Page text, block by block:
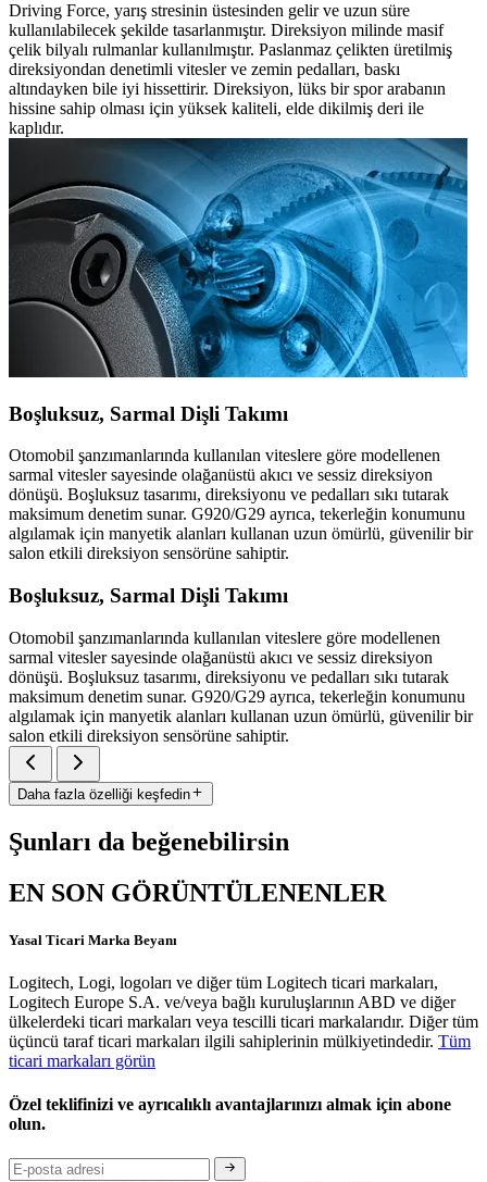
Driving Force, yarış stresinin üstesinden gelir ve uzun süre
kullanılabilecek şekilde tasarlanmıştır. Direksiyon milinde masif
çelik bilyalı rulmanlar kullanılmıştır. Paslanmaz çelikten üretilmiş
direksiyondan denetimli vitesler ve zemin pedalları, baskı
altındayken bile iyi hissettirir. Direksiyon, lüks bir spor arabanın
hissine sahip olması için yüksek kaliteli, elde dikilmiş deri ile
kaplıdır.
Boşluksuz, Sarmal Dişli Takımı
Otomobil şanzımanlarında kullanılan viteslere göre modellenen
sarmal vitesler sayesinde olağanüstü akıcı ve sessiz direksiyon
dönüşü. Boşluksuz tasarımı, direksiyonu ve pedalları sıkı tutarak
maksimum denetim sunar. G920/G29 ayrıca, tekerleğin konumunu
algılamak için manyetik alanları kullanan uzun ömürlü, güvenilir bir
salon etkili direksiyon sensörüne sahiptir.
Boşluksuz, Sarmal Dişli Takımı
Otomobil şanzımanlarında kullanılan viteslere göre modellenen
sarmal vitesler sayesinde olağanüstü akıcı ve sessiz direksiyon
dönüşü. Boşluksuz tasarımı, direksiyonu ve pedalları sıkı tutarak
maksimum denetim sunar. G920/G29 ayrıca, tekerleğin konumunu
algılamak için manyetik alanları kullanan uzun ömürlü, güvenilir bir
salon etkili direksiyon sensörüne sahiptir.
Daha fazla özelliği keşfedin
Şunları da beğenebilirsin
EN SON GÖRÜNTÜLENENLER
Yasal Ticari Marka Beyanı
Logitech, Logi, logoları ve diğer tüm Logitech ticari markaları,
Logitech Europe S.A. ve/veya bağlı kuruluşlarının ABD ve diğer
ülkelerdeki ticari markaları veya tescilli ticari markalarıdır. Diğer tüm
üçüncü taraf ticari markaları ilgili sahiplerinin mülkiyetindedir. Tüm
ticari markaları görün
Özel teklifinizi ve ayrıcalıklı avantajlarınızı almak için abone
olun.